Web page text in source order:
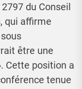
du Conseil
qui affirme
être une
Cette position a
tenue